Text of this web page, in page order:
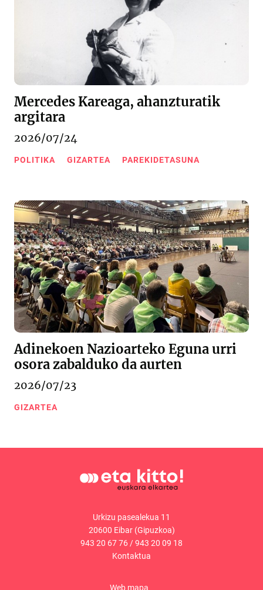
Mercedes Kareaga, ahanzturatik
argitara
2026/07/24
POLITIKA GIZARTEA PAREKIDETASUNA
Adinekoen Nazioarteko Eguna urri
osora zabalduko da aurten
2026/07/23
GIZARTEA
Urkizu pasealekua 11
20600 Eibar (Gipuzkoa)
943 20 67 76 /943 20 09 18
Kontaktua
Web mapa